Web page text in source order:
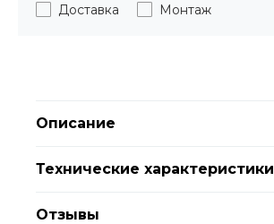
Доставка Монтаж
Описание
Технические характеристики
Отзывы